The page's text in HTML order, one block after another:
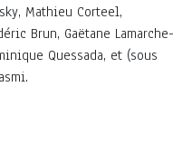
Mathieu Corteel,
Brun, Gaëtane Lamarche-
Quessada, et (sous